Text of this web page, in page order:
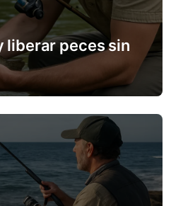
liberar peces sin